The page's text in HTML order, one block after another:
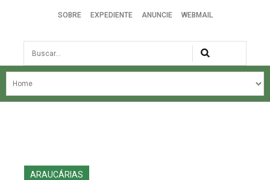
SOBRE EXPEDIENTE ANUNCIE WEBMAIL
Busca
NOSSA HISTÓRIA
EDIÇÕES ANTERIORES
ARAUCÁRIAS